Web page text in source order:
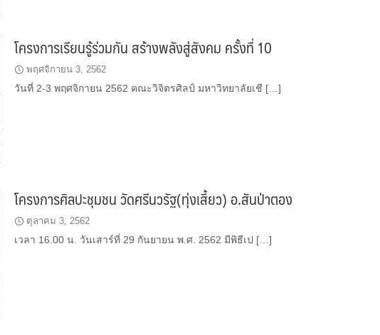
โครงการเรียนรู้ร่วมกัน สร้างพลังสู่สังคม ครั้งที่ 10
พฤศจิกายน 3, 2562
วันที่ 2-3 พฤศจิกายน 2562 คณะวิจิตรศิลป์ มหาวิทยาลัยเชี […]
โครงการศิลปะชุมชน วัดศรีนวรัฐ(ทุ่งเสี้ยว) อ.สันป่าตอง
ตุลาคม 3, 2562
เวลา 16.00 น. วันเสาร์ที่ 29 กันยายน พ.ศ. 2562 มีพิธีเป […]